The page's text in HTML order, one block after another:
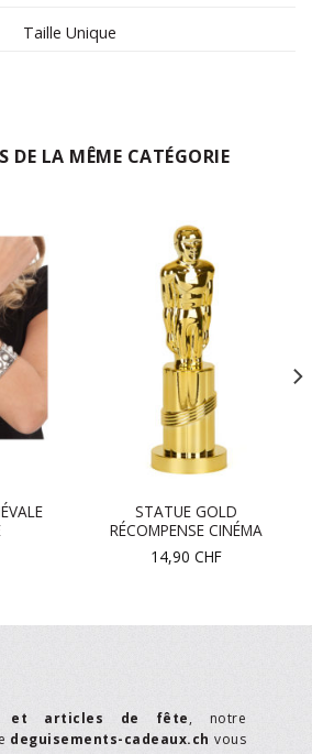
Taille Unique
DE LA MÊME CATÉGORIE
STATUE GOLD
RÉCOMPENSE CINÉMA
14,90 CHF
et articles de fête, notre
deguisements-cadeaux.ch vous